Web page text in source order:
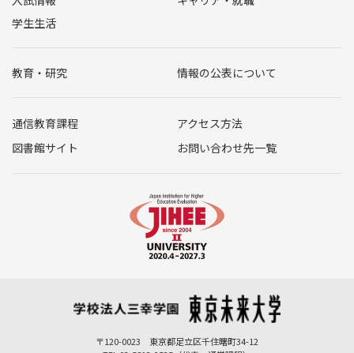
学生生活
教育・研究 情報の公表について
通信教育課程
図書館サイト
アクセス方法
お問い合わせ先一覧
〒120-0023 東京都足立区千住曙町34-12